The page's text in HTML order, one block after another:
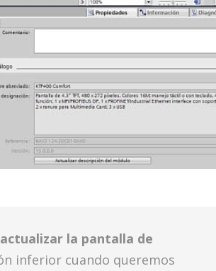
actualizar la pantalla de
inferior cuando queremos